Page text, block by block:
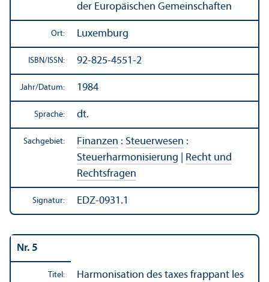
der Europäischen Gemeinschaften
Ort: Luxemburg
ISBN/ ISSN: 92-825-4551-2
Jahr/Datum: 1984
Sprache: dt.
Sachgebiet: Finanzen : Steuerwesen :
Steuerharmonisierung
Recht und
Rechts­fragen
Signatur: EDZ-0931.1
Nr. 5
Titel:
Harmonisation des taxes frappant les